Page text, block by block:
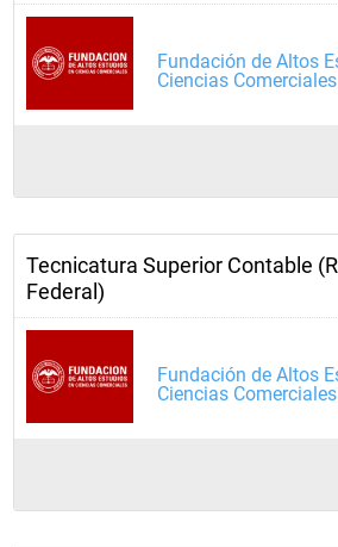
Fundación de Altos
Ciencias Comerciales
Tecnicatura Superior Contable
Federal)
Fundación de Altos
Ciencias Comerciales